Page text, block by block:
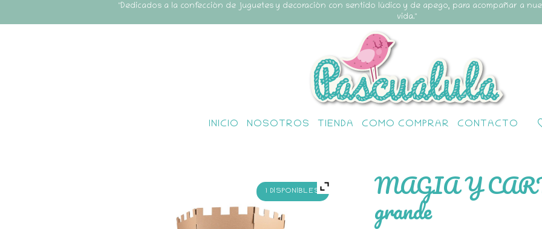
"Dedicados a la confección de juguetes y decoración con sentido lúdico y de apego, para acompañar a
vida."
INICIO NOSOTROS TIENDA COMO COMPRAR CONTACTO
1 DISPONIBLES MAGIA Y
grande